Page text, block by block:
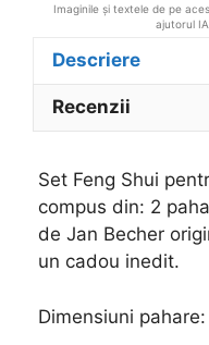
Imaginile și textele de pe
ajutorul
Descriere
Recenzii
Set Feng Shui
compus din: 2
de Jan Becher
un cadou inedit.
Dimensiuni